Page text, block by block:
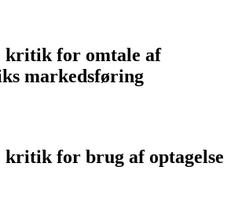
kritik for omtale af
markedsføring
for brug af optagelse